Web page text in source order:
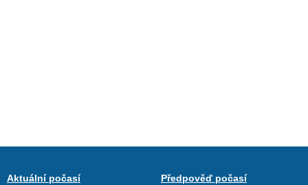
Aktuální počasí
Předpověď počasí